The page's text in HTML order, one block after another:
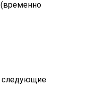
(временно
следующие